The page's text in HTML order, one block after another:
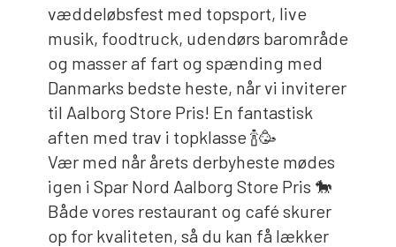
væddeløbsfest med topsport, live
musik, foodtruck, udendørs barområde
og masser af fart og spænding med
Danmarks bedste heste, når vi inviterer
til Aalborg Store Pris! En fantastisk
aften med trav i topklasse 🍾🥳
Vær med når årets derbyheste mødes
igen i Spar Nord Aalborg Store Pris 🐎
Både vores restaurant og café skurer
op for kvaliteten, så du kan få lækker